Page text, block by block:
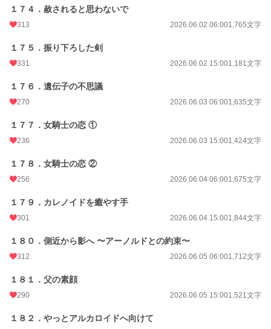
１７４．赦されると思わないで
313 2026.06.02 06:001,765文字
１７５．振り下ろした剣
331 2026.06.02 15:001,181文字
１７６．遺伝子の不思議
270 2026.06.03 06:001,635文字
１７７．女騎士の恋 ①
236 2026.06.03 15:001,424文字
１７８．女騎士の恋 ②
256 2026.06.04 06:001,675文字
１７９．カレノイドを癒やす手
301 2026.06.04 15:001,844文字
１８０．側近から影へ 〜アーノルドとの約束〜
312 2026.06.05 06:001,712文字
１８１．父の素顔
290 2026.06.05 15:001,521文字
１８２．やっとアルカロイドへ向けて